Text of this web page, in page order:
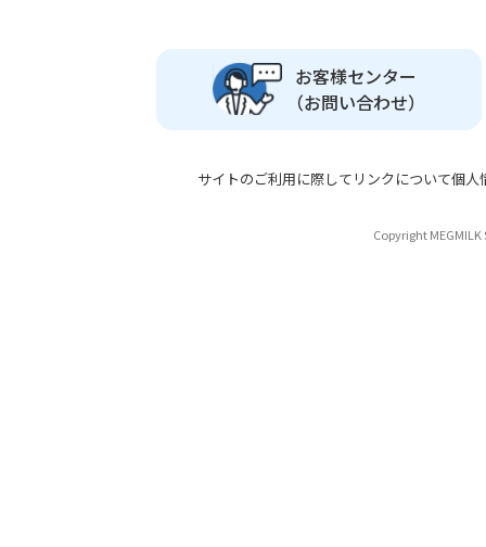
お客様センター
（お問い合わせ）
サイトのご利用に際して リンクについて個人
Copyright MEGMILK